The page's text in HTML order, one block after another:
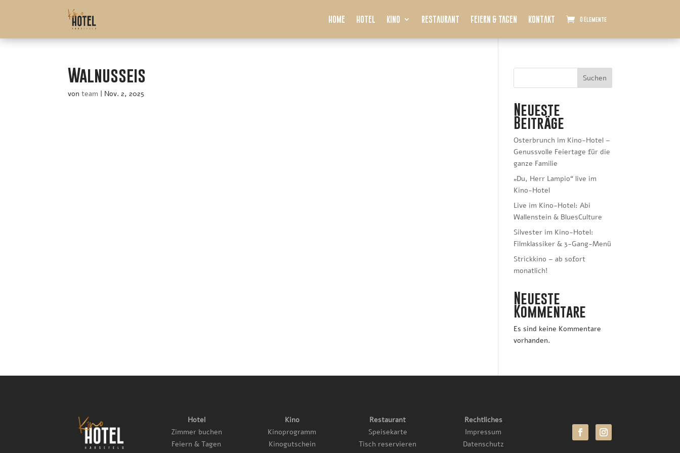
Home Hotel Kino Restaurant Feiern & Tagen Kontakt 0 Elemente
Walnusseis
vonteam | Nov. 2, 2025
Suchen
Neueste
Beiträge
Osterbrunch im Kino-Hotel –
Genussvolle Feiertage für die
ganze Familie
„Du, Herr Lampio“ live im
Kino-Hotel
Live im Kino-Hotel: Abi
Wallenstein & BluesCulture
Silvester im Kino-Hotel:
Filmklassiker & 3-Gang-Menü
Strickkino – ab sofort
monatlich!
Neueste
Kommentare
Es sind keine Kommentare
vorhanden.
Hotel
Zimmer buchen
Feiern & Tagen
Kino
Kinoprogramm
Kinogutschein
Restaurant
Speisekarte
Tisch reservieren
Rechtliches
Impressum
Datenschutz